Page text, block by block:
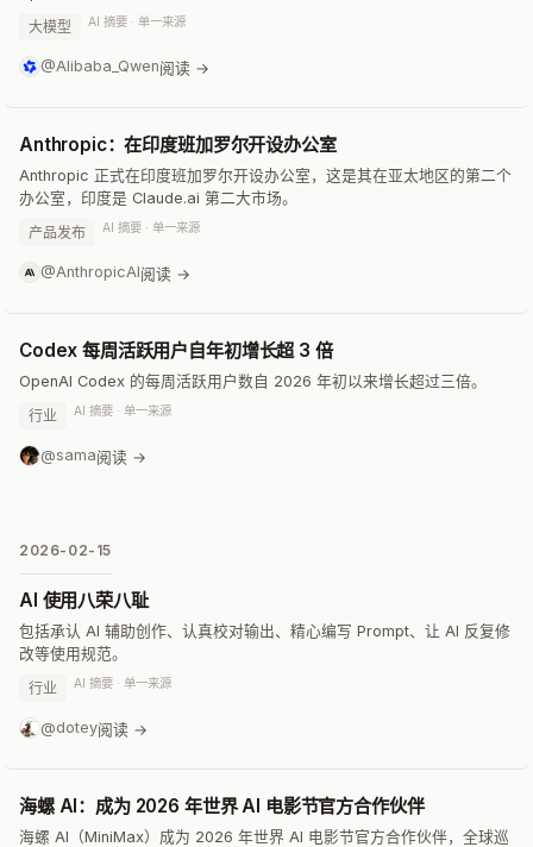
大模型
AI 摘要 · 单一来源
@Alibaba_Qwen阅读 →
Anthropic：在印度班加罗尔开设办公室
Anthropic 正式在印度班加罗尔开设办公室，这是其在亚太地区的第二个
办公室，印度是 Claude.ai 第二大市场。
产品发布
AI 摘要 · 单一来源
@AnthropicAI阅读 →
Codex 每周活跃用户自年初增长超 3 倍
OpenAI Codex 的每周活跃用户数自 2026 年初以来增长超过三倍。
行业
AI 摘要 · 单一来源
@sama阅读 →
2026-02-15
AI 使用八荣八耻
包括承认 AI 辅助创作、认真校对输出、精心编写 Prompt、让 AI 反复修
改等使用规范。
行业
AI 摘要 · 单一来源
@dotey阅读 →
海螺 AI：成为 2026 年世界 AI 电影节官方合作伙伴
海螺 AI（MiniMax）成为 2026 年世界 AI 电影节官方合作伙伴，全球巡